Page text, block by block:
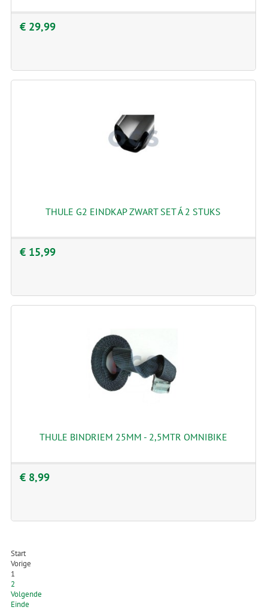
€ 29,99
THULE G2 EINDKAP ZWART SET Á 2 STUKS
€ 15,99
THULE BINDRIEM 25MM - 2,5MTR OMNIBIKE
€ 8,99
Start
Vorige
1
2
Volgende
Einde